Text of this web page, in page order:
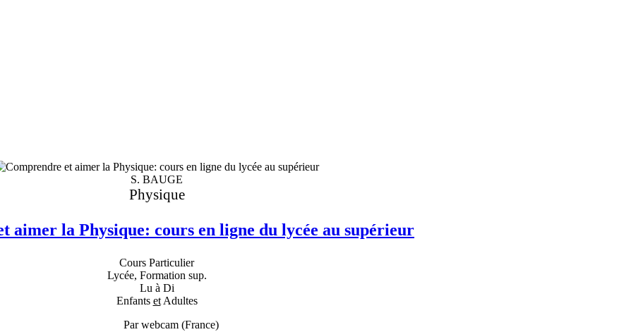
S. BAUGE
Physique
aimer la Physique: cours en ligne du lycée au supérieur
Cours Particulier
Lycée, Formation sup.
Lu à Di
Enfants etAdultes
Par webcam (France)